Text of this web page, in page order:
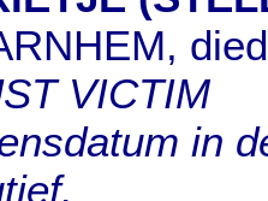
VICTIM
in